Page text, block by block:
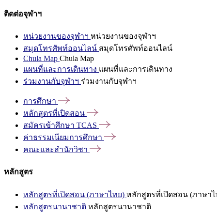
ติดต่อจุฬาฯ
หน่วยงานของจุฬาฯ หน่วยงานของจุฬาฯ
สมุดโทรศัพท์ออนไลน์ สมุดโทรศัพท์ออนไลน์
Chula Map Chula Map
แผนที่และการเดินทาง แผนที่และการเดินทาง
ร่วมงานกับจุฬาฯ ร่วมงานกับจุฬาฯ
การศึกษา
หลักสูตรที่เปิดสอน
สมัครเข้าศึกษา TCAS
ค่าธรรมเนียมการศึกษา
คณะและสำนักวิชา
หลักสูตร
หลักสูตรที่เปิดสอน (ภาษาไทย) หลักสูตรที่เปิดสอน (ภาษาไ
หลักสูตรนานาชาติ หลักสูตรนานาชาติ